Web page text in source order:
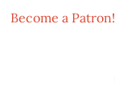
Become a Patron!